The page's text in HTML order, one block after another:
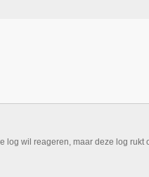
log wil reageren, maar deze log rukt